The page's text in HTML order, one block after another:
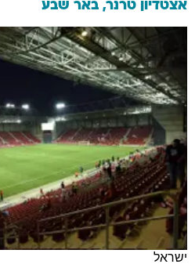
אצטדיון טרנר, באר שבע
ישראל